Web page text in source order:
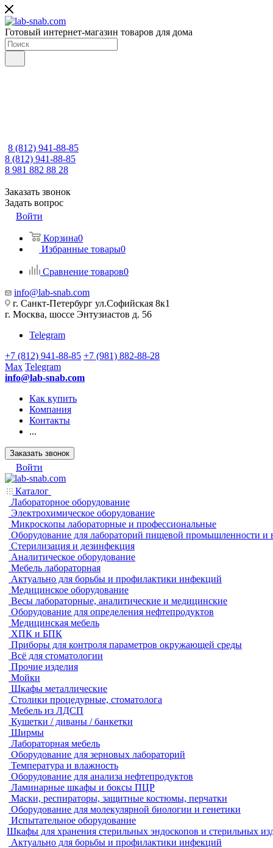
Готовый интернет-магазин товаров для дома
8 (812) 941-88-85
8 (812) 941-88-85
8 981 882 88 28
Заказать звонок
Задать вопрос
Войти
Корзина0
Избранные товары0
Сравнение товаров0
info@lab-snab.com
г. Санкт-Петербург ул.Софийская 8к1
г. Москва, шоссе Энтузиастов д. 56
Telegram
+7 (812) 941-88-85 +7 (981) 882-88-28
Max Telegram
info@lab-snab.com
Как купить
Компания
Контакты
...
Заказать звонок
Войти
Каталог
Лабораторное оборудование
Электрохимическое оборудование
Микроскопы лабораторные и профессиональные
Оборудование для лабораторий пищевой промышленности и
Стерилизация и дезинфекция
Аналитическое оборудование
Мебель лабораторная
Актуально для борьбы и профилактики инфекций
Медицинское оборудование
Весы лабораторные, аналитические и медицинские
Оборудование для определения нефтепродуктов
Медицинская мебель
ХПК и БПК
Приборы для контроля параметров окружающей среды
Всё для стоматологии
Прочие изделия
Мойки
Шкафы металлические
Столики процедурные, стоматолога
Мебель из ЛДСП
Кушетки / диваны / банкетки
Ширмы
Лабораторная мебель
Оборудование для зерновых лабораторий
Температура и влажность
Оборудование для анализа нефтепродуктов
Ламинарные шкафы и боксы ПЦР
Маски, респираторы, защитные костюмы, перчатки
Оборудование для молекулярной биологии и генетики
Испытательное оборудование
Шкафы для хранения стерильных эндоскопов и стерильных
Актуально для борьбы и профилактики инфекций